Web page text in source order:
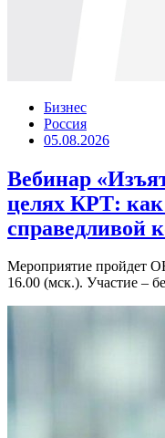
Бизнес
Россия
05.08.2026
Вебинар
целях КРТ: как
справедливой
Мероприятие пройдет
16.00 (мск.). Участие –